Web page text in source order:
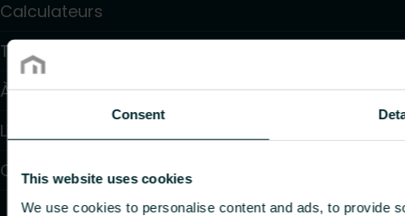
Consent
This website uses cookies
We use cookies to personalise content and ads, to provide
Calculateurs
Téléchargements
À propos de nous
Liste de partenaires
Contact